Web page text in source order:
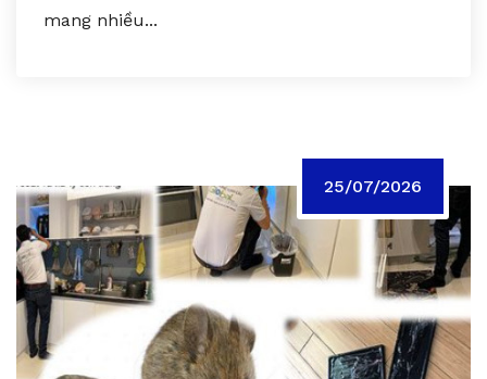
mang nhiều...
25/07/2026